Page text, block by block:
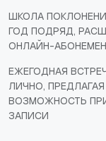
ШКОЛА
ГОД ПОДРЯД,
ОНЛАЙН-
ЕЖЕГОДНАЯ
ЛИЧНО,
ВОЗМОЖНОСТЬ
ЗАПИСИ